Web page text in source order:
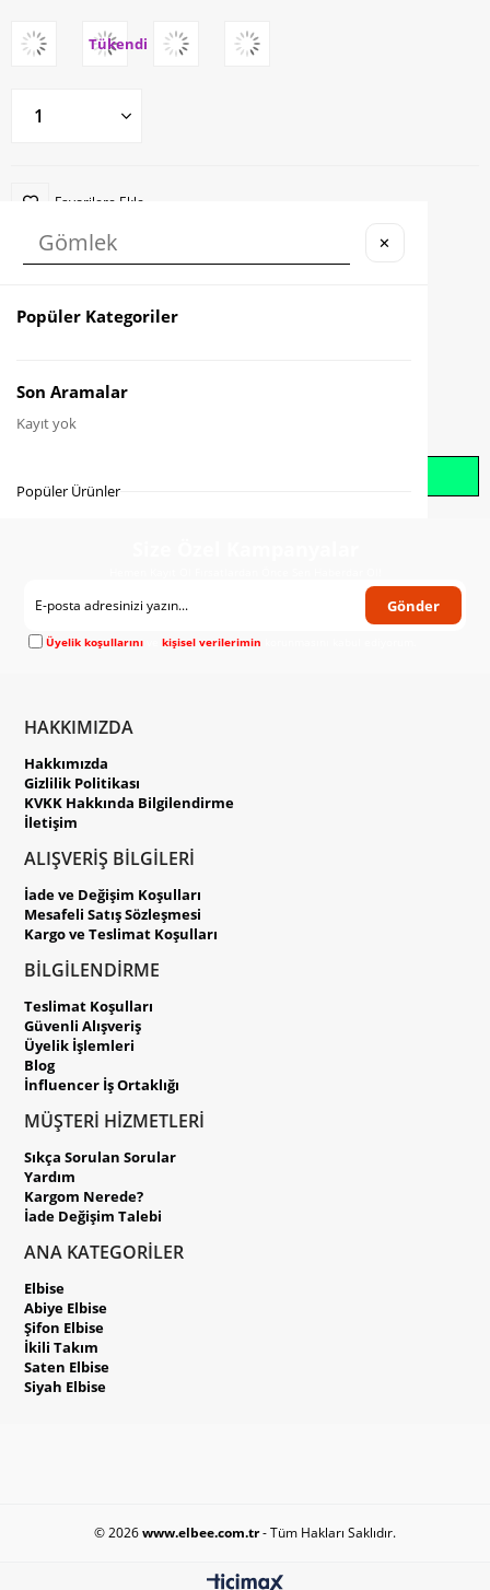
Tükendi
Favorilere Ekle
Karşılaştır
Gelince Haber Ver
Gönder
Üyelik koşullarını vekişisel verilerimin
HAKKIMIZDA
Hakkımızda
Gizlilik Politikası
KVKK Hakkında Bilgilendirme
İletişim
ALIŞVERİŞ BİLGİLERİ
İade ve Değişim Koşulları
Mesafeli Satış Sözleşmesi
Kargo ve Teslimat Koşulları
BİLGİLENDİRME
Teslimat Koşulları
Güvenli Alışveriş
Üyelik İşlemleri
Blog
İnfluencer İş Ortaklığı
MÜŞTERİ HİZMETLERİ
Sıkça Sorulan Sorular
Yardım
Kargom Nerede?
İade Değişim Talebi
ANA KATEGORİLER
Elbise
Abiye Elbise
Şifon Elbise
İkili Takım
Saten Elbise
Siyah Elbise
© 2026www.elbee.com.tr- Tüm Hakları Saklıdır.
✕
Popüler Kategoriler
Son Aramalar
Kayıt yok
Popüler Ürünler